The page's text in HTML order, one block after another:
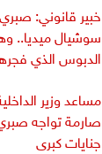
خبير قانوني:
سوشيال ميديا..
الدبوس الذي
مساعد وزير
صارمة تواجه
جنايات كبرى